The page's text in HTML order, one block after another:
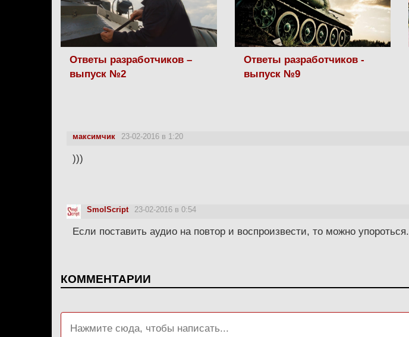
Ответы разработчиков –
выпуск №2
Ответы разработчиков -
выпуск №9
максимчик 23-02-2016 в 1:20
)))
SmolScript 23-02-2016 в 0:54
Если поставить аудио на повтор и воспроизвести, то можно упороться.
КОММЕНТАРИИ